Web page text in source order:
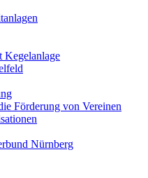
Kegelanlage
Förderung von Vereinen
Nürnberg